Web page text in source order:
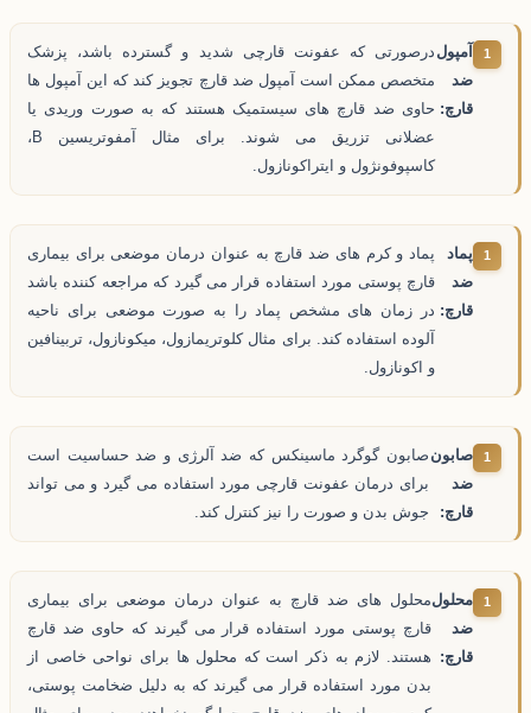
آمپول
ضد
قارچ:
درصورتی که عفونت قارچی شدید و گسترده باشد، پزشک
متخصص ممکن است آمپول ضد قارچ تجویز کند که این آمپول ها
حاوی ضد قارچ های سیستمیک هستند که به صورت وریدی یا
عضلانی تزریق می شوند. برای مثال آمفوتریسین B،
کاسپوفونژول و ایتراکونازول.
پماد
ضد
قارچ:
پماد و کرم های ضد قارچ به عنوان درمان موضعی برای بیماری
قارچ پوستی مورد استفاده قرار می گیرد که مراجعه کننده باشد
در زمان های مشخص پماد را به صورت موضعی برای ناحیه
آلوده استفاده کند. برای مثال کلوتریمازول، میکونازول، تربینافین
و اکونازول.
صابون
ضد
قارچ:
صابون گوگرد ماسینکس که ضد آلرژی و ضد حساسیت است
برای درمان عفونت قارچی مورد استفاده می گیرد و می تواند
جوش بدن و صورت را نیز کنترل کند.
محلول
ضد
قارچ:
محلول های ضد قارچ به عنوان درمان موضعی برای بیماری
قارچ پوستی مورد استفاده قرار می گیرند که حاوی ضد قارچ
هستند. لازم به ذکر است که محلول ها برای نواحی خاصی از
بدن مورد استفاده قرار می گیرند که به دلیل ضخامت پوستی،